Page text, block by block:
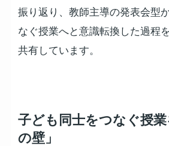
振り返り、教師主導の発表会型
なぐ授業へと意識転換した過程
共有しています。
子ども同士をつなぐ授
の壁」